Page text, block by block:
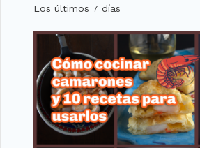
Los últimos 7 días